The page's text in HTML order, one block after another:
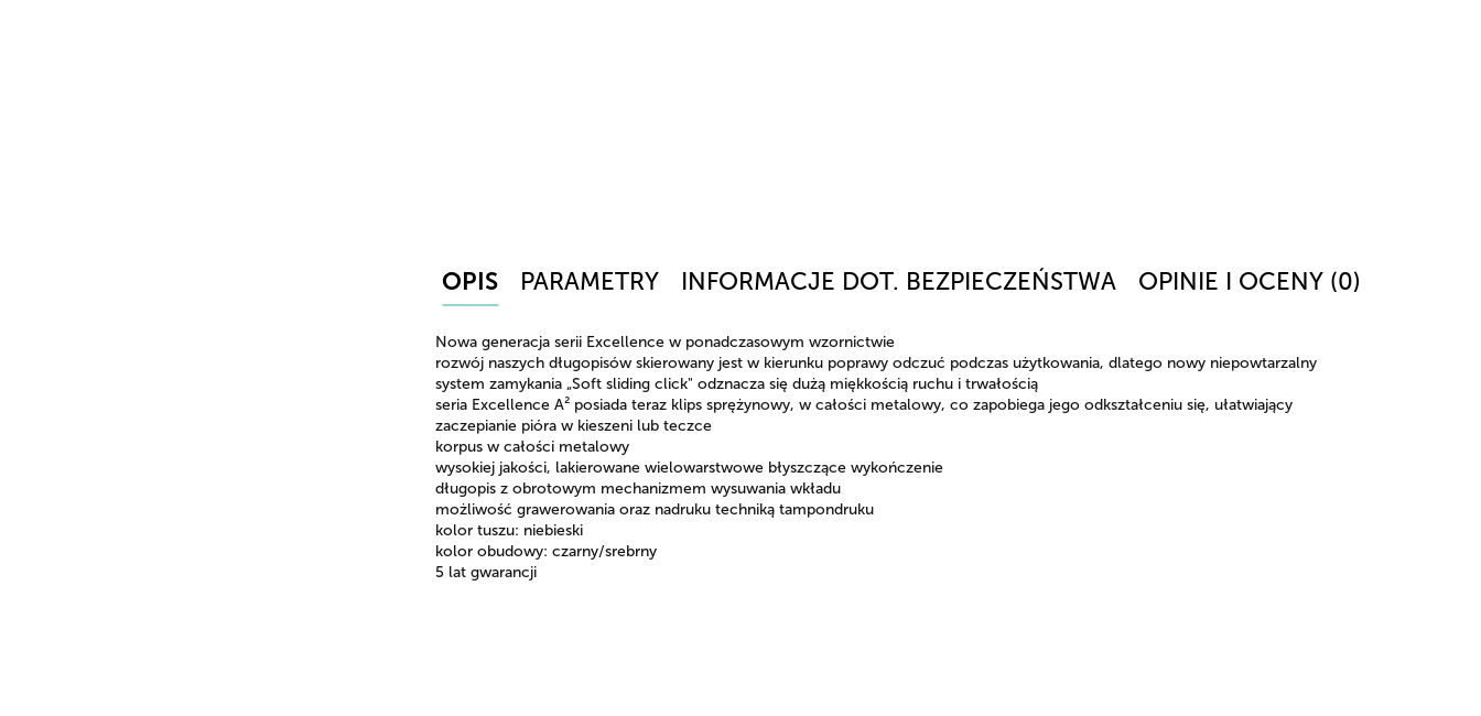
OPIS PARAMETRY INFORMACJE DOT. BEZPIECZEŃSTWA OPINIE I OCENY (0)
Nowa generacja serii Excellence w ponadczasowym wzornictwie
rozwój naszych długopisów skierowany jest w kierunku poprawy odczuć podczas użytkowania, dlatego nowy niepowtarzalny
system zamykania „Soft sliding click" odznacza się dużą miękkością ruchu i trwałością
seria Excellence A² posiada teraz klips sprężynowy, w całości metalowy, co zapobiega jego odkształceniu się, ułatwiający
zaczepianie pióra w kieszeni lub teczce
korpus w całości metalowy
wysokiej jakości, lakierowane wielowarstwowe błyszczące wykończenie
długopis z obrotowym mechanizmem wysuwania wkładu
możliwość grawerowania oraz nadruku techniką tampondruku
kolor tuszu: niebieski
kolor obudowy: czarny/srebrny
5 lat gwarancji